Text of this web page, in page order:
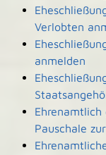
Verlobten
anmelden
Pauschale